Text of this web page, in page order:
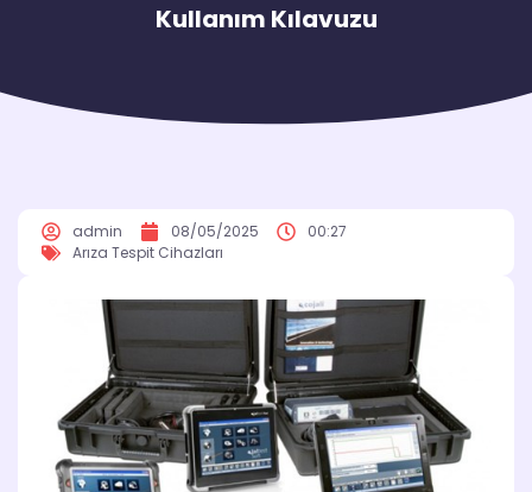
Kullanım Kılavuzu
admin 08/05/2025
00:27
Arıza Tespit Cihazları